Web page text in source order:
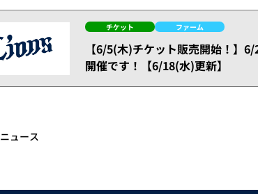
チケット ファーム
【6/5(木)チケット販売開始！】
開催です！【6/18(水)更新】
ニュース